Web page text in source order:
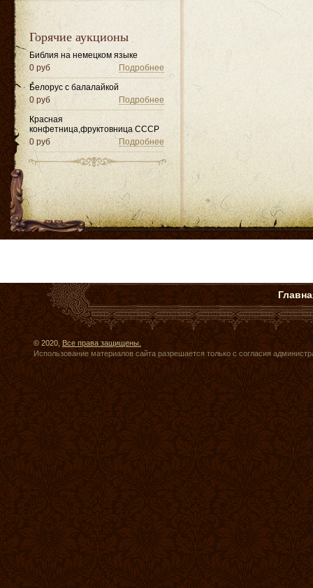
Горячие аукционы
Библия на немецком языке
Подробнее
0 руб
Белорус с балалайкой
Подробнее
0 руб
Красная
конфетница,фруктовница СССР
Подробнее
0 руб
© 2020,Все права защищены.
Использование материалов сайта разрешается только с согласия